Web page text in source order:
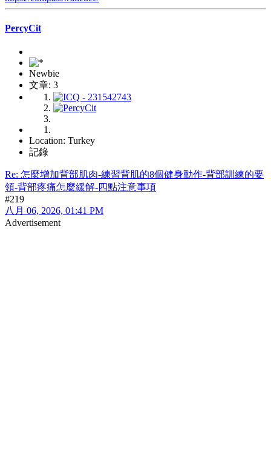
PercyCit
Newbie
文章: 3
Location: Turkey
記錄
Re: 怎麼增加背部肌肉-練習背肌的8個健身動作-背部訓練的要
領-背部疼痛怎麼緩解-四點注意事項
#219
八月 06, 2026, 01:41 PM
Advertisement